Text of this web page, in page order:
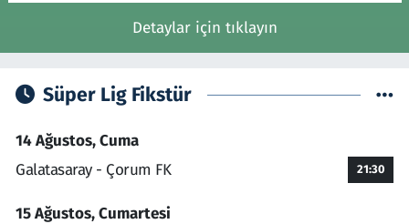
Detaylar için tıklayın
Süper Lig Fikstür
14 Ağustos, Cuma
Galatasaray - Çorum FK
21:30
15 Ağustos, Cumartesi